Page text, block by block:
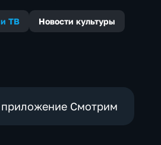
ТВ Новости культуры
приложение Смотрим